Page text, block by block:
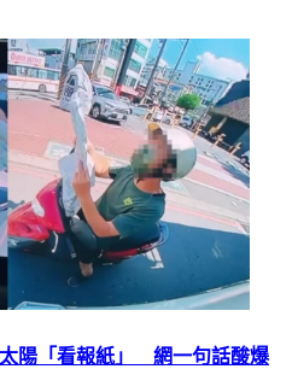
陽「看報紙」 網一句話酸爆